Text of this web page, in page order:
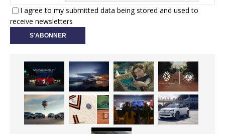
I agree to my submitted data being stored and used to
receive newsletters